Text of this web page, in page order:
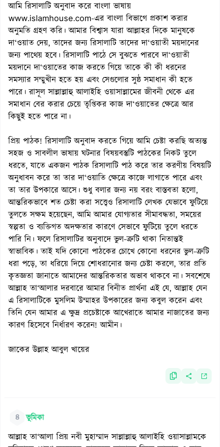
আমি রিসালাটি অনুবাদ করে বাংলা ভাষায়
www.islamhouse.com-এর বাংলা বিভাগে প্রকাশ করার
অনুমতি গ্রহণ করি। আমার বিশ্বাস যারা আল্লাহর দিকে মানুষকে
দা‘ওয়াত দেয়, তাদের জন্য রিসালাটি তাদের দা‘ওয়াতী ময়দানের
জন্য পাথেয় হবে। রিসালাটি পাঠে সে বুঝতে পারবে দা‘ওয়াতী
ময়দানে দা‘ওয়াতের কাজ করতে গিয়ে তাকে কী কী ধরনের
সমস্যার সম্মুখীন হতে হয় এবং সেগুলোর সুষ্ঠ সমাধান কী হতে
পারে। রাসূল সাল্লাল্লাহু আলাইহি ওয়াসাল্লামের জীবনী থেকে এর
সমাধান বের করার চেয়ে তৃপ্তিকর কাজ দা‘ওয়াতের ক্ষেত্রে আর
কিছুই হতে পারে না।
প্রিয় পাঠক! রিসালাটি অনুবাদ করতে গিয়ে আমি চেষ্টা করছি অত্যন্ত
সহজ ও সাবলীল ভাষায় ঘটনার বিষয়বস্তুটি পাঠকের নিকট তুলে
ধরতে, যাতে একজন পাঠক রিসালাটি পাঠ করে তার করণীয় বিষয়টি
অনুধাবন করে তা তার দা‘ওয়াতি ক্ষেত্রে কাজে লাগাতে পারে এবং
তা তার উপকারে আসে। শুধু বলার জন্য নয় বরং বাস্তবতা হলো,
আন্তরিকভাবে শত চেষ্টা করা সত্ত্বেও রিসালাটি লেখক যেভাবে ফুটিয়ে
তুলতে সক্ষম হয়েছেন, আমি আমার যোগ্যতার সীমাবদ্ধতা, সময়ের
স্বল্পতা ও ব্যক্তিগত অদক্ষতার কারণে সেভাবে ফুটিয়ে তুলে ধরতে
পারি নি। ফলে রিসালাটির অনুবাদে ভুল-ত্রুটি থাকা নিতান্তই
স্বাভাবিক। তাই যদি কোনো পাঠকের চোখে কোনো ধরনের ভুল-ত্রুটি
ধরা পড়ে, তা ধরিয়ে দিয়ে শোধরানোর জন্য চেষ্টা করলে, তার প্রতি
কৃতজ্ঞতা জানাতে আমাদের আন্তরিকতার অভাব থাকবে না। সবশেষে
আল্লাহ তা‘আলার দরবারে আমার বিনীত প্রার্থনা এই যে, আল্লাহ যেন
এ রিসালাটিকে মুসলিম উম্মাহর উপকারের জন্য কবুল করেন এবং
তিনি যেন আমার এ ক্ষুদ্র প্রচেষ্টাকে আখেরাতে আমার নাজাতের জন্য
কারণ হিসেবে নির্ধারণ করেন! আমীন।
জাকের উল্লাহ আবুল খায়ের
৪ ভূমিকা
আল্লাহ তা‘আলা প্রিয় নবী মুহাম্মাদ সাল্লাল্লাহু আলাইহি ওয়াসাল্লামকে